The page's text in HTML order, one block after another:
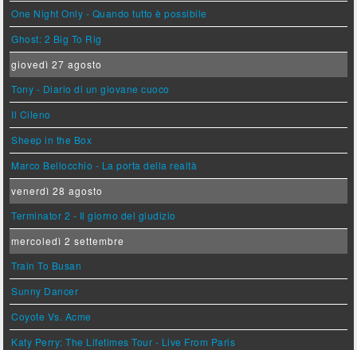
One Night Only - Quando tutto è possibile
Ghost: 2 Big To Rig
giovedì 27 agosto
Tony - Diario di un giovane cuoco
Il Cileno
Sheep in the Box
Marco Bellocchio - La porta della realtà
venerdì 28 agosto
Terminator 2 - Il giorno del giudizio
mercoledì 2 settembre
Train To Busan
Sunny Dancer
Coyote Vs. Acme
Katy Perry: The Lifetimes Tour - Live From Paris